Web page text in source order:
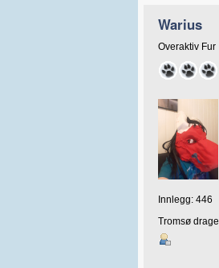
Warius
Overaktiv Fur
Innlegg: 446
Tromsø drage.